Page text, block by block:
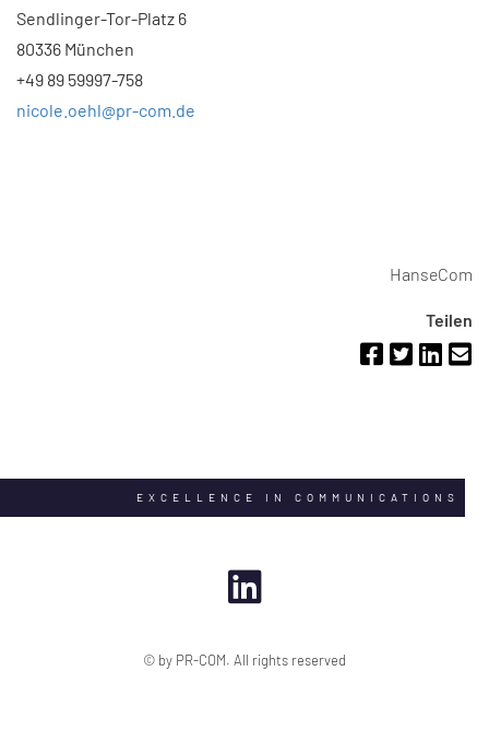
Sendlinger-Tor-Platz 6
80336 München
+49 89 59997-758
nicole.oehl@pr-com.de
HanseCom
Teilen
EXCELLENCE IN COMMUNICATIONS
© by PR-COM. All rights reserved